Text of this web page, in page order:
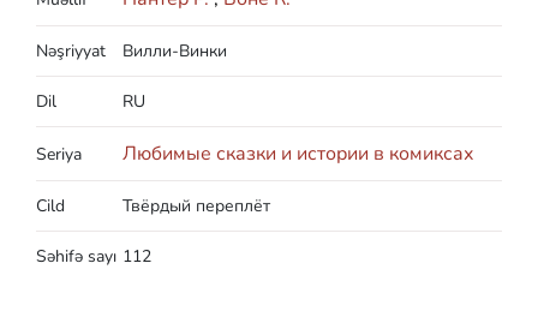
Nəşriyyat Вилли-Винки
Dil RU
Seriya Любимые сказки и истории в комиксах
Cild Твёрдый переплёт
Səhifə sayı 112